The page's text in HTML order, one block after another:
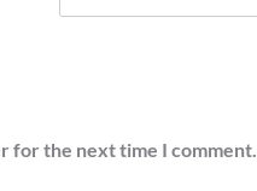
for the next time I comment.